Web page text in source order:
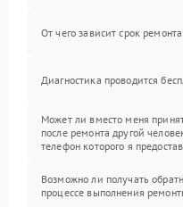
От чего зависит срок
Диагностика проводится
Может ли вместо меня
после ремонта другой
телефон которого я
Возможно ли получать
процессе выполнения